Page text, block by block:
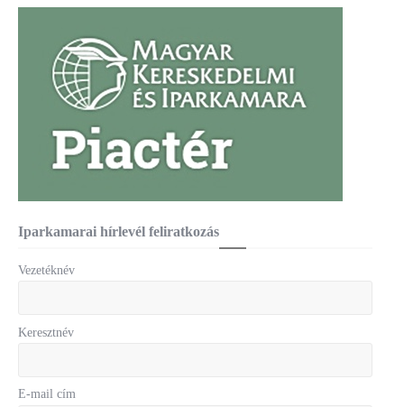
Iparkamarai hírlevél feliratkozás
Vezetéknév
Keresztnév
E-mail cím